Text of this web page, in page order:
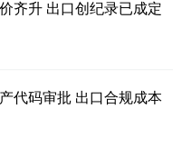
齐升 出口创纪录已成定
代码审批 出口合规成本